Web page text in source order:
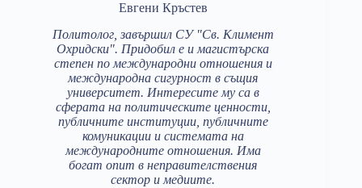
Евгени Кръстев
Политолог, завършил СУ "Св. Климент
Охридски". Придобил е и магистърска
степен по международни отношения и
международна сигурност в същия
университет. Интересите му са в
сферата на политическите ценности,
публичните институции, публичните
комуникации и системата на
международните отношения. Има
богат опит в неправителствения
сектор и медиите.